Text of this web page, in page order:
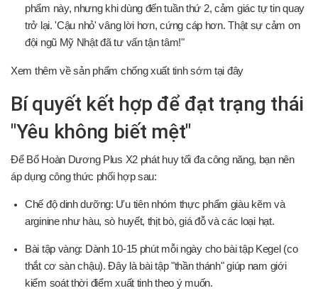
phẩm này, nhưng khi dùng đến tuần thứ 2, cảm giác tự tin quay
trở lại. 'Cậu nhỏ' vâng lời hơn, cứng cáp hơn. Thật sự cảm ơn
đội ngũ Mỹ Nhật đã tư vấn tận tâm!"
Xem thêm về sản phẩm chống xuất tinh sớm tại đây
Bí quyết kết hợp để đạt trạng thái
"Yêu không biết mệt"
Để Bổ Hoàn Dương Plus X2 phát huy tối đa công năng, bạn nên
áp dụng công thức phối hợp sau:
Chế độ dinh dưỡng: Ưu tiên nhóm thực phẩm giàu kẽm và
arginine như hàu, sò huyết, thịt bò, giá đỗ và các loại hạt.
Bài tập vàng: Dành 10-15 phút mỗi ngày cho bài tập Kegel (co
thắt cơ sàn chậu). Đây là bài tập "thần thánh" giúp nam giới
kiểm soát thời điểm xuất tinh theo ý muốn.